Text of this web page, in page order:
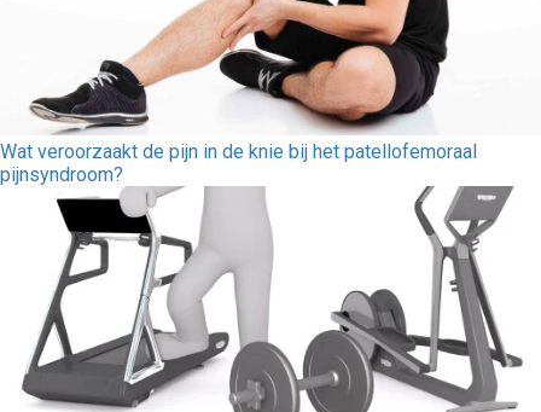
Wat veroorzaakt de pijn in de knie bij het patellofemoraal
pijnsyndroom?